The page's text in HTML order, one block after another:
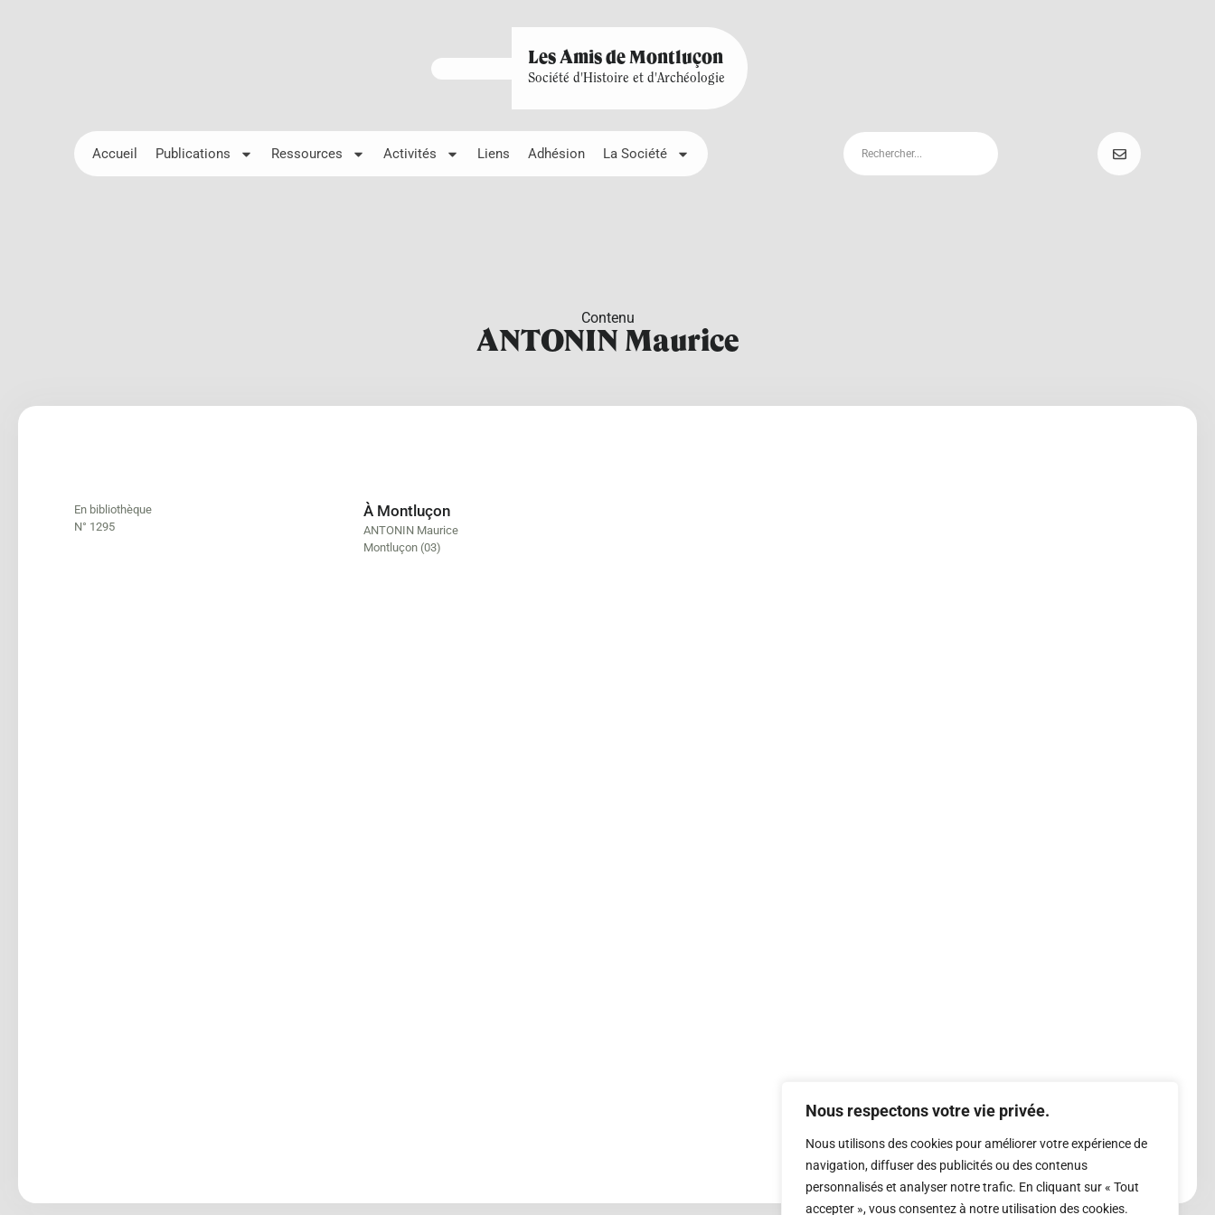
Nous respectons votre vie privée.
Nous utilisons des cookies pour améliorer votre expérience de
navigation, diffuser des publicités ou des contenus
personnalisés et analyser notre trafic. En cliquant sur « Tout
accepter », vous consentez à notre utilisation des cookies.
Les Amis de Montluçon
Société d'Histoire et d'Archéologie
Accueil Publications Ressources Activités Liens Adhésion La Société
Contenu
ANTONIN Maurice
En bibliothèque
N° 1295
À Montluçon
ANTONIN Maurice
Montluçon (03)